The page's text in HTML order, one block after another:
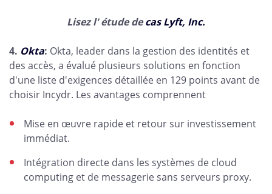
Lisezl' étude decas Lyft, Inc.
4. Okta: Okta, leader dans la gestion des identités et
des accès, a évalué plusieurs solutions en fonction
d'une liste d'exigences détaillée en 129 points avant de
choisir Incydr. Les avantages comprennent
Mise en œuvre rapide et retour sur investissement
immédiat.
Intégration directe dans les systèmes de cloud
computing et de messagerie sans serveurs proxy.